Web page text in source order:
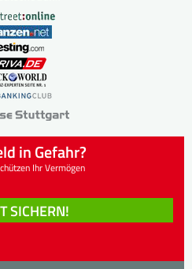
in Gefahr?
Ihr Vermögen
SICHERN!